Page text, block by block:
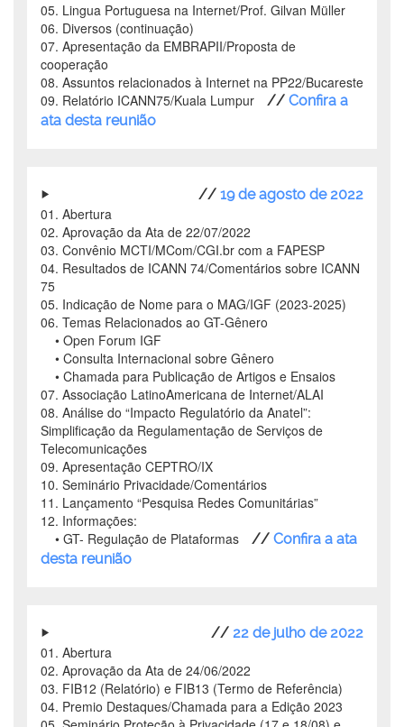
05. Lingua Portuguesa na Internet/Prof. Gilvan Müller
06. Diversos (continuação)
07. Apresentação da EMBRAPII/Proposta de
cooperação
08. Assuntos relacionados à Internet na PP22/Bucareste
09. Relatório ICANN75/Kuala Lumpur
// Confira a
ata desta reunião
// 19 de agosto de 2022
01. Abertura
02. Aprovação da Ata de 22/07/2022
03. Convênio MCTI/MCom/CGI.br com a FAPESP
04. Resultados de ICANN 74/Comentários sobre ICANN
75
05. Indicação de Nome para o MAG/IGF (2023-2025)
06. Temas Relacionados ao GT-Gênero
• Open Forum IGF
• Consulta Internacional sobre Gênero
• Chamada para Publicação de Artigos e Ensaios
07. Associação LatinoAmericana de Internet/ALAI
08. Análise do “Impacto Regulatório da Anatel”:
Simplificação da Regulamentação de Serviços de
Telecomunicações
09. Apresentação CEPTRO/IX
10. Seminário Privacidade/Comentários
11. Lançamento “Pesquisa Redes Comunitárias”
12. Informações:
• GT- Regulação de Plataformas
// Confira a ata
desta reunião
// 22 de julho de 2022
01. Abertura
02. Aprovação da Ata de 24/06/2022
03. FIB12 (Relatório) e FIB13 (Termo de Referência)
04. Premio Destaques/Chamada para a Edição 2023